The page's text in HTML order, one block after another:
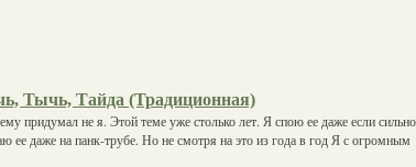
Тычь, Тайда (Традиционная)
придумал не я. Этой теме уже столько лет. Я спою ее даже если
ее даже на панк-трубе. Но не смотря на это из года в год Я с огромным